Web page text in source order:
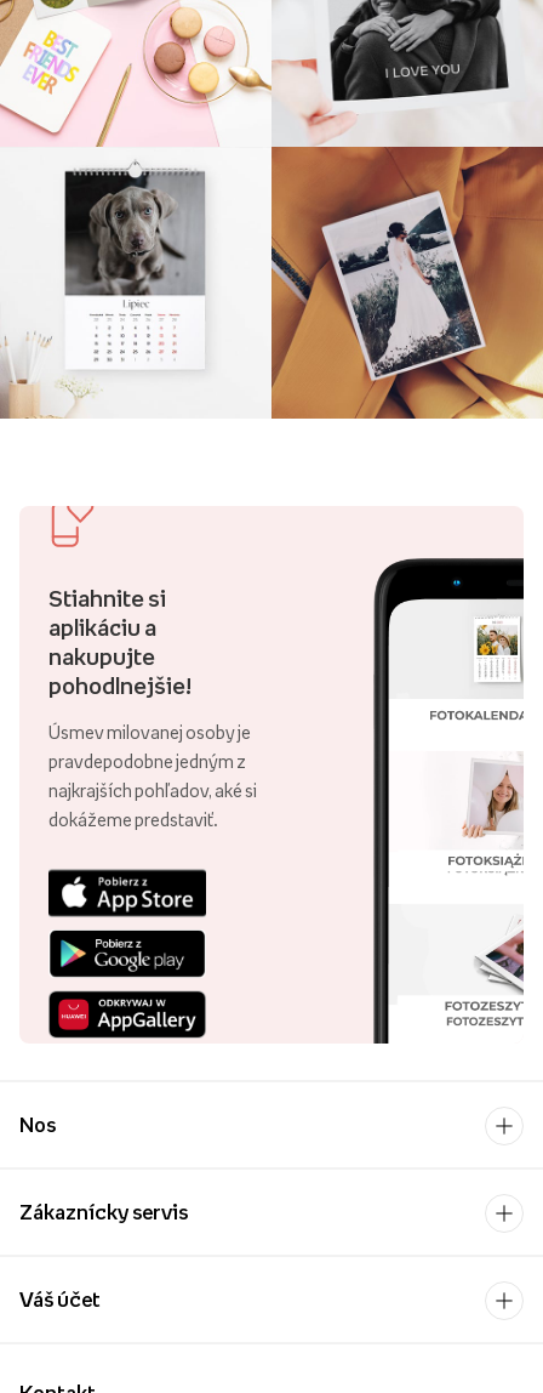
Stiahnite si
aplikáciu a
nakupujte
pohodlnejšie!
Úsmev milovanej osoby je
pravdepodobne jedným z
najkrajších pohľadov, aké si
dokážeme predstaviť.
Nos
Zákaznícky servis
Váš účet